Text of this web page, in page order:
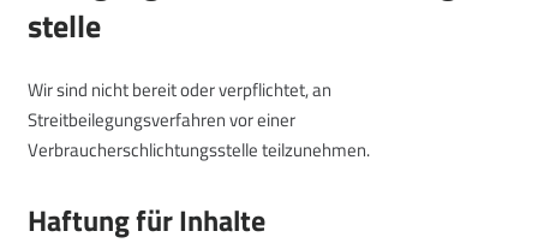
stelle
Wir sind nicht bereit oder verpflichtet, an
Streitbeilegungsverfahren vor einer
Verbraucherschlichtungsstelle teilzunehmen.
Haftung für Inhalte